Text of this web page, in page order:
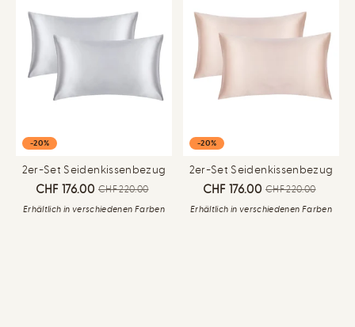
-20%
2er-Set Seidenkissenbezug
CHF 176.00 CHF 220.00
Erhältlich in verschiedenen Farben
-20%
2er-Set Seidenkissenbezug
CHF 176.00 CHF 220.00
Erhältlich in verschiedenen Farben